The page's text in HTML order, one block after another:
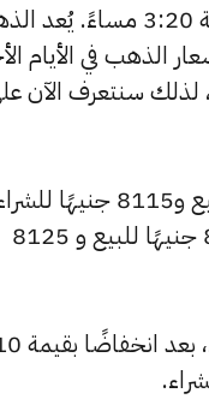
يبحث الكثيرون عن سعر الذهب اليوم في مصر بتاريخ الثلاثاء 31 مارس الساعة
في الأيام
لذلك سنتعرف الآن
شهد سعر عيار 24 انخفاضًا بالسوق المصري الآن، حيث بلغ 8195 جنيهًا للبيع و8115
منخفضًا بمقدار 10 جنيهات عن التحديث السابق، حيث كان قد سجل 8205 جنيهًا للبيع و 8125
كما انخفض سعر عيار 21 ليصل إلى 7170 جنيهًا للبيع